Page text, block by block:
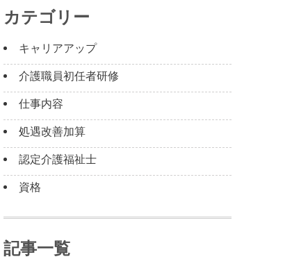
カテゴリー
キャリアアップ
介護職員初任者研修
仕事内容
処遇改善加算
認定介護福祉士
資格
記事一覧